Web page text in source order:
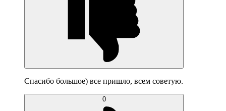
Спасибо большое) все пришло, всем советую.
0